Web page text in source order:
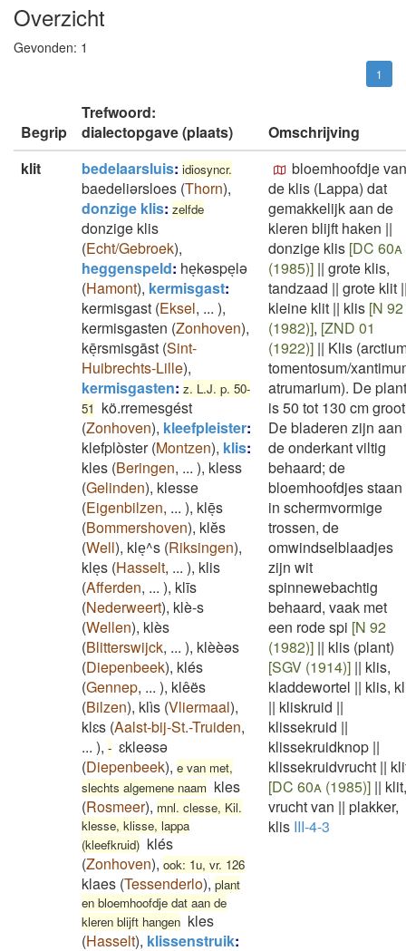
Overzicht
Gevonden: 1
1
Begrip
Trefwoord:
dialectopgave (plaats)
Omschrijving
klit
bedelaarsluis: idiosyncr.
baedeliərsloes (Thorn),
donzige klis: zelfde
donzige klis
(Echt/Gebroek),
heggenspeld: heͅkəspeͅlə
(Hamont), kermisgast:
kermisgast (Eksel, ... ),
kermisgasten (Zonhoven),
kēͅrsmisgāst (Sint-
Huibrechts-Lille),
kermisgasten: z. L.J. p. 50-
51 kö.rremesgést
(Zonhoven), kleefpleister:
klefplòster(Montzen), klis:
kles (Beringen, ... ), kless
(Gelinden), klesse
(Eigenbilzen, ... ), klēͅs
(Bommershoven), klĕs
(Well), kleͅ^s (Riksingen),
kleͅs (Hasselt, ... ), klis
(Afferden, ... ), klīs
(Nederweert), klè-s
(Wellen), klès
(Blitterswijck, ... ), klèèəs
(Diepenbeek), klés
(Gennep, ... ), klêës
(Bilzen), klìs (Vliermaal),
klɛs (Aalst-bij-St.-Truiden,
... ), - ɛkleəsə
(Diepenbeek), e van met,
slechts algemene naam kles
(Rosmeer), mnl. clesse, Kil.
klesse, klisse, lappa
(kleefkruid) klés
(Zonhoven), ook: 1u, vr. 126
klaes (Tessenderlo), plant
en bloemhoofdje dat aan de
kleren blijft hangen kles
(Hasselt), klissenstruik:
bloemhoofdje van
de klis (Lappa) dat
gemakkelijk aan de
kleren blijft haken ||
donzige klis [DC 60a
(1985)] || grote klis,
tandzaad || grote klit
kleine klit || klis [N 92
(1982)], [ZND 01
(1922)] || Klis
tomentosum/
atrumarium). De plant
is 50 tot 130 cm
De bladeren zijn aan
de onderkant viltig
behaard; de
bloemhoofdjes staan
in schermvormige
trossen, de
omwindselblaadjes
zijn wit
spinnewebachtig
behaard, vaak met
een rode spi [N 92
(1982)] || klis (plant)
[SGV (1914)] || klis,
kladdewortel || klis,
|| kliskruid ||
klissekruid ||
klissekruidknop ||
klissekruidvrucht ||
[DC 60a (1985)] || klit,
vrucht van || plakker,
klis III-4-3